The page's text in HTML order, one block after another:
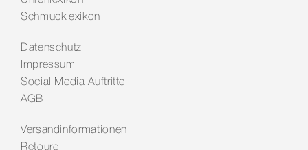
Schmucklexikon
Datenschutz
Impressum
Social Media Auftritte
AGB
Versandinformationen
Retoure